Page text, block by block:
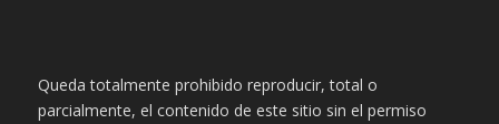
Queda totalmente prohibido reproducir, total o
parcialmente, el contenido de este sitio sin el permiso